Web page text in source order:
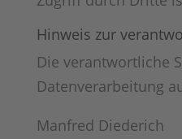
Hinweis zur
Die verantwortliche
Datenverarbeitung
Manfred Diederich